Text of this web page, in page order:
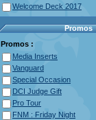
Welcome Deck 2017
Promos
Promos :
Media Inserts
Vanguard
Special Occasion
DCI Judge Gift
Pro Tour
FNM : Friday Night